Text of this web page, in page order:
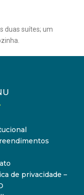
duas suítes; um
de privacidade –